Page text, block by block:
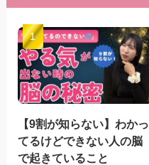
【9割が知らない】わかっ
てるけどできない人の脳
で起きていること